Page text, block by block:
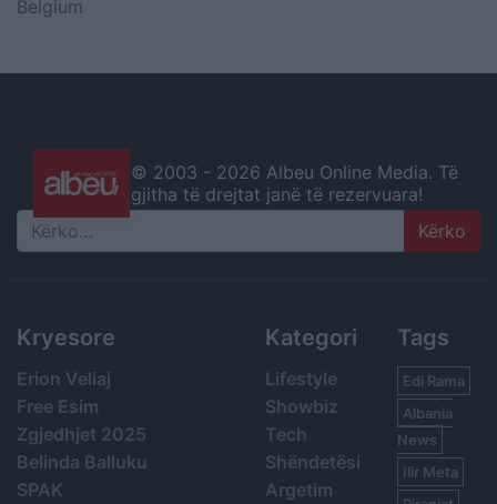
Belgium
© 2003 - 2026 Albeu Online Media. Të
gjitha të drejtat janë të rezervuara!
Search
Kryesore
Erion Veliaj
Free Esim
Zgjedhjet 2025
Belinda Balluku
SPAK
Kategori
Lifestyle
Showbiz
Tech
Shëndetësi
Argetim
Tags
Edi Rama
Albania
News
Ilir Meta